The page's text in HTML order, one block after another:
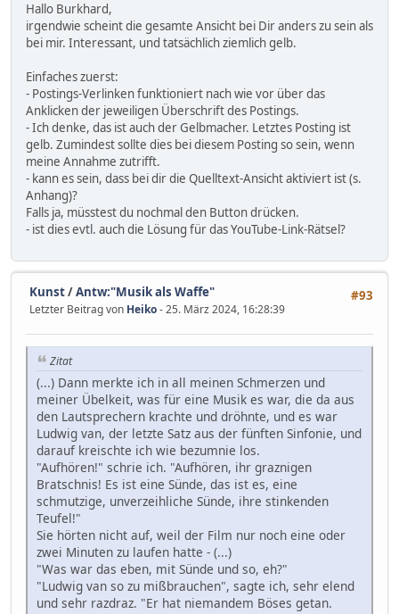
Hallo Burkhard,
irgendwie scheint die gesamte Ansicht bei Dir anders zu sein als
bei mir. Interessant, und tatsächlich ziemlich gelb.
Einfaches zuerst:
- Postings-Verlinken funktioniert nach wie vor über das
Anklicken der jeweiligen Überschrift des Postings.
- Ich denke, das ist auch der Gelbmacher. Letztes Posting ist
gelb. Zumindest sollte dies bei diesem Posting so sein, wenn
meine Annahme zutrifft.
- kann es sein, dass bei dir die Quelltext-Ansicht aktiviert ist (s.
Anhang)?
Falls ja, müsstest du nochmal den Button drücken.
- ist dies evtl. auch die Lösung für das YouTube-Link-Rätsel?
#93
Kunst/Antw:"Musik als Waffe"
Letzter Beitrag von Heiko- 25. März 2024, 16:28:39
Zitat
(...) Dann merkte ich in all meinen Schmerzen und
meiner Übelkeit, was für eine Musik es war, die da aus
den Lautsprechern krachte und dröhnte, und es war
Ludwig van, der letzte Satz aus der fünften Sinfonie, und
darauf kreischte ich wie bezumnie los.
"Aufhören!" schrie ich. "Aufhören, ihr graznigen
Bratschnis! Es ist eine Sünde, das ist es, eine
schmutzige, unverzeihliche Sünde, ihre stinkenden
Teufel!"
Sie hörten nicht auf, weil der Film nur noch eine oder
zwei Minuten zu laufen hatte - (...)
"Was war das eben, mit Sünde und so, eh?"
"Ludwig van so zu mißbrauchen", sagte ich, sehr elend
und sehr razdraz. "Er hat niemandem Böses getan.